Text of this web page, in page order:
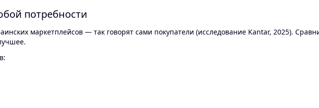
потребности
маркетплейсов — так говорят сами покупатели (исследование Kantar, 2025).